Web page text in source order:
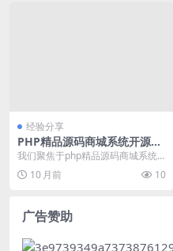
经验分享
PHP精品源码商城系统开源：
性能深度优化实践
我们聚焦于php精品源码商城系统
开源版本的性能优化实践。通过调
整服务器配置、实施...
10 月前 10
广告赞助